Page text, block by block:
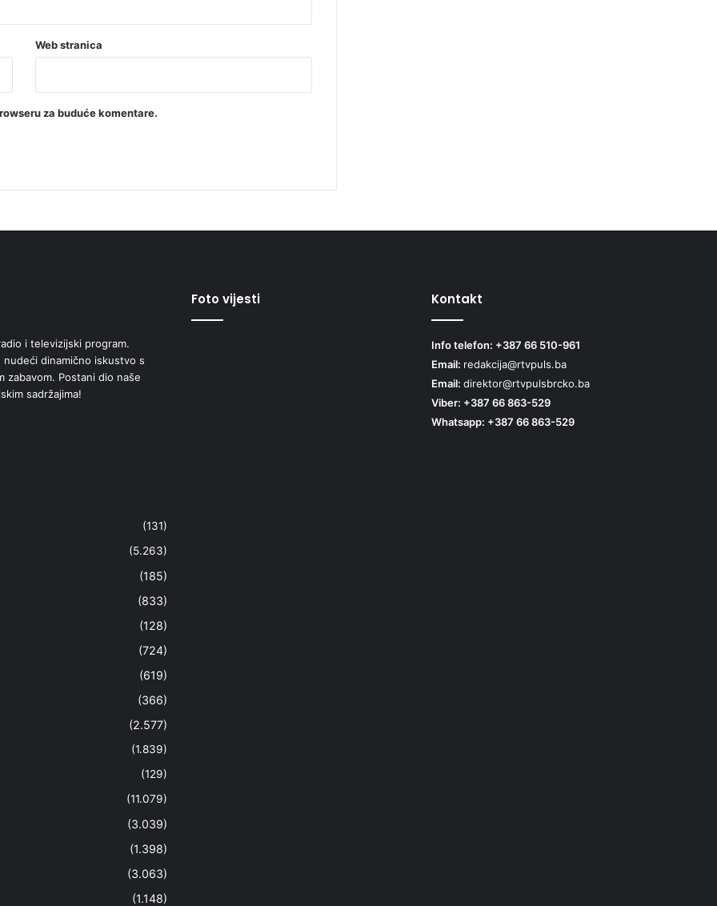
Web stranica
za buduće komentare.
i televizijski program.
nudeći dinamično iskustvo s
zabavom. Postani dio naše
sadržajima!
(131)
(5.263)
(185)
(833)
(128)
(724)
(619)
(366)
(2.577)
(1.839)
(129)
(11.079)
(3.039)
(1.398)
(3.063)
(1.148)
Foto vijesti Kontakt
Info telefon: +387 66 510-961
Email: redakcija@rtvpuls.ba
Email: direktor@rtvpulsbrcko.ba
Viber: +387 66 863-529
Whatsapp: +387 66 863-529